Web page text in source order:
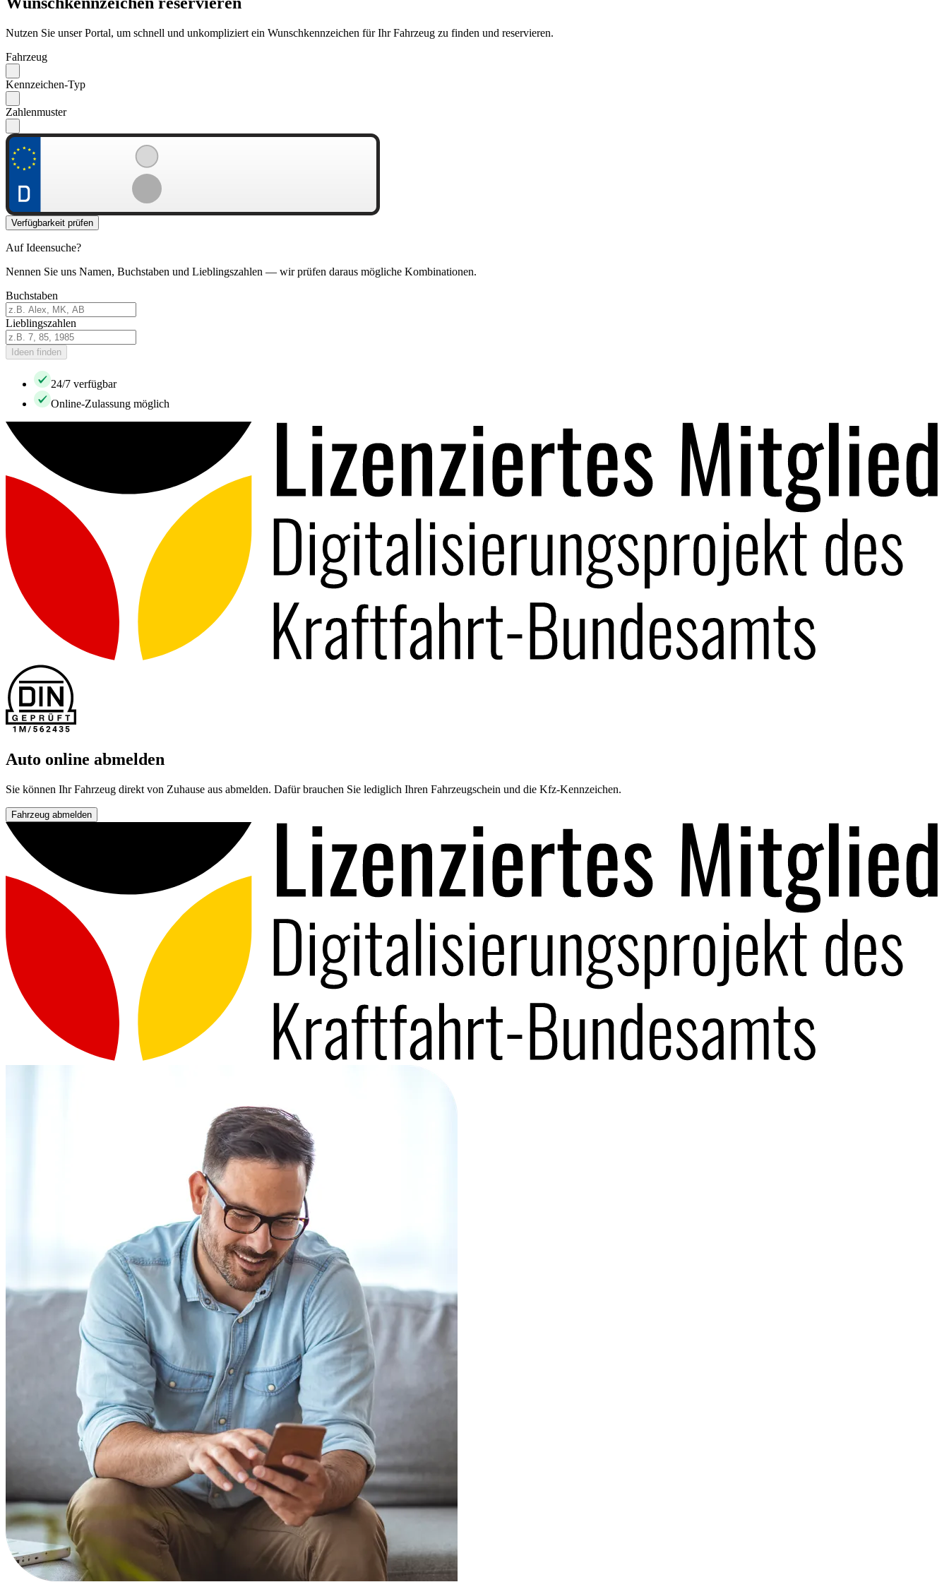
Nutzen Sie unser Portal, um schnell und unkompliziert ein Wunschkennzeichen für Ihr Fahrzeug zu finden und reservieren.
Fahrzeug
Kennzeichen-Typ
Zahlenmuster
Verfügbarkeit prüfen
Auf Ideensuche?
Nennen Sie uns Namen, Buchstaben und Lieblingszahlen — wir prüfen daraus mögliche Kombinationen.
Buchstaben
Lieblingszahlen
Ideen finden
24/7 verfügbar
Online-Zulassung möglich
Auto online abmelden
Sie können Ihr Fahrzeug direkt von Zuhause aus abmelden. Dafür brauchen Sie lediglich Ihren Fahrzeugschein und die Kfz-Kennzeichen.
Fahrzeug abmelden